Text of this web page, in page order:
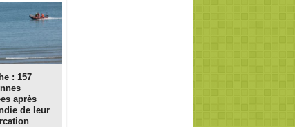
: 157
après
de leur